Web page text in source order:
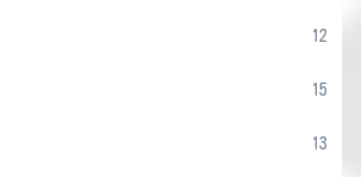
12
15
13